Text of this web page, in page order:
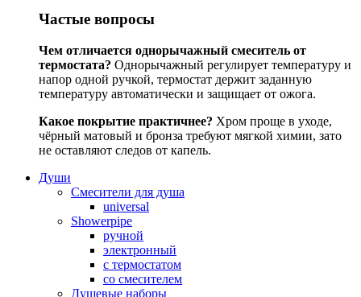
Частые вопросы
Чем отличается однорычажный смеситель от
термостата? Однорычажный регулирует температуру и
напор одной ручкой, термостат держит заданную
температуру автоматически и защищает от ожога.
Какое покрытие практичнее? Хром проще в уходе,
чёрный матовый и бронза требуют мягкой химии, зато
не оставляют следов от капель.
Души
Смесители для душа
universal
Showerpipe
ручной
электронный
с термостатом
со смесителем
Душевые наборы